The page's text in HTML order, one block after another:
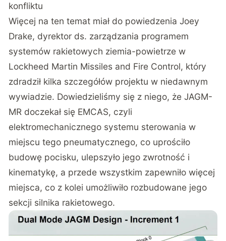
konfliktu
Więcej na ten temat miał do powiedzenia Joey
Drake, dyrektor ds. zarządzania programem
systemów rakietowych ziemia-powietrze w
Lockheed Martin Missiles and Fire Control, który
zdradził kilka szczegółów projektu w niedawnym
wywiadzie. Dowiedzieliśmy się z niego, że JAGM-
MR doczekał się EMCAS, czyli
elektromechanicznego systemu sterowania w
miejscu tego pneumatycznego, co uprościło
budowę pocisku, ulepszyło jego zwrotność i
kinematykę, a przede wszystkim zapewniło więcej
miejsca, co z kolei umożliwiło rozbudowane jego
sekcji silnika rakietowego.